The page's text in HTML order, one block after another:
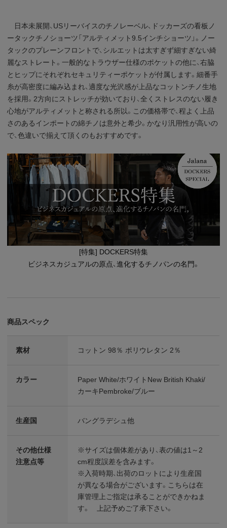
日本未展開、USリーバイスのチノレーベル、ドッカーズの看板ノ
ータックチノショーツ「アルティメット9.5インチショーツ」。ノー
タックのプレーンフロントで、シルエットは太すぎず細すぎない綺
麗なストレート。一般的なトラウザー仕様のポケットの他に、右脇
とヒップにそれぞれセキュリティーポケットが付属します。細番手
糸が高密度に編み込まれ、適度な光沢感が上品なコットンチノ生地
を採用。2方向にストレッチが効いており、全くストレスのない履き
心地がアルティメットと称される所以。この価格帯で、程よく上品
さのあるインポートの綿チノは意外と希少。かなり汎用性が高いの
で、色違いで揃えて頂くのもおすすめです。
[特集] DOCKERS特集
ビジネスカジュアルの原点、進化するチノパンの名門。
商品スペック
素材 コットン 98％ ポリウレタン 2％
カラー
Paper White/ホワイトNew British Khaki/
カーキPembroke/ブルー
生産国 バングラデシュ他
その他仕様
注意点等
※サイズは個体差があり、表の値は1～2
cm程度誤差を含みます。
※入荷時期、出荷のロットにより生産国
が異なる場合がございます。こちらは在
庫管理上ご指定は承ることができかねま
す。 上記予めご了承下さい。